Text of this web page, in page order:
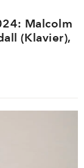
Malcolm
(Klavier),